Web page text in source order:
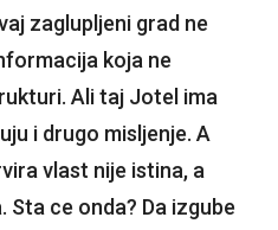
zaglupljeni grad ne
koja ne
Ali taj Jotel ima
i drugo misljenje. A
vlast nije istina, a
ce onda? Da izgube